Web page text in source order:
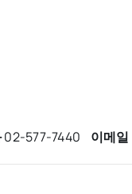
02-577-7440 이메일